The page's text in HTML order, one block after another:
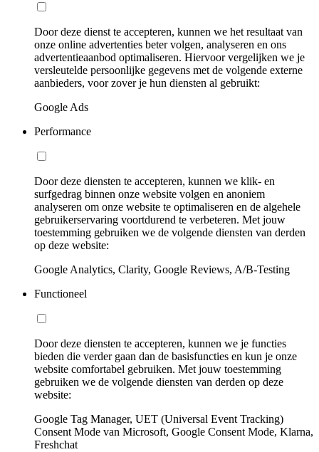
Door deze dienst te accepteren, kunnen we het resultaat van
onze online advertenties beter volgen, analyseren en ons
advertentieaanbod optimaliseren. Hiervoor vergelijken we je
versleutelde persoonlijke gegevens met de volgende externe
aanbieders, voor zover je hun diensten al gebruikt:
Google Ads
Performance
Door deze diensten te accepteren, kunnen we klik- en
surfgedrag binnen onze website volgen en anoniem
analyseren om onze website te optimaliseren en de algehele
gebruikerservaring voortdurend te verbeteren. Met jouw
toestemming gebruiken we de volgende diensten van derden
op deze website:
Google Analytics, Clarity, Google Reviews, A/B-Testing
Functioneel
Door deze diensten te accepteren, kunnen we je functies
bieden die verder gaan dan de basisfuncties en kun je onze
website comfortabel gebruiken. Met jouw toestemming
gebruiken we de volgende diensten van derden op deze
website:
Google Tag Manager, UET (Universal Event Tracking)
Consent Mode van Microsoft, Google Consent Mode, Klarna,
Freshchat